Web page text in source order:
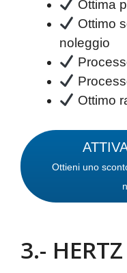
Ottima
Ottimo
noleggio
Ottimo
Ottieni uno
3.-